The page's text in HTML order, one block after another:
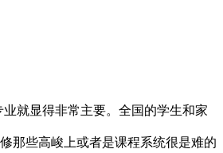
就显得非常主要。全国的学生和家
那些高峻上或者是课程系统很是难的